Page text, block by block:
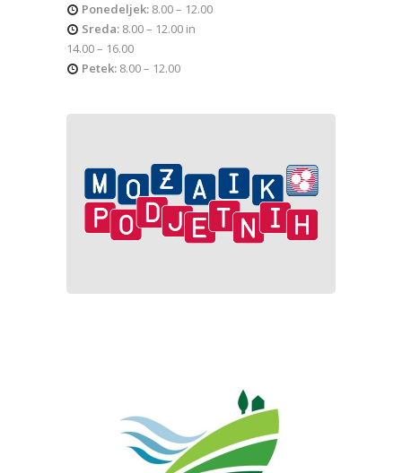
Ponedeljek: 8.00 – 12.00
Sreda: 8.00 – 12.00 in
14.00 – 16.00
Petek: 8.00 – 12.00